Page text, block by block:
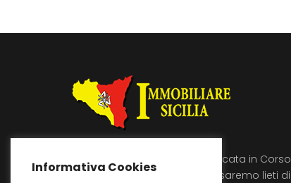
Immobiliare Sicilia si trova a Licata in Corso
Umberto 89, vienici a trovare saremo lieti di
Informativa Cookies